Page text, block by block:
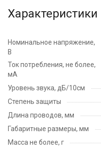
Характеристики
Номинальное напряжение,
В
Ток потребления, не более,
мА
Уровень звука, дБ/10см
Степень защиты
Длина проводов, мм
Габаритные размеры, мм
Масса не более, г